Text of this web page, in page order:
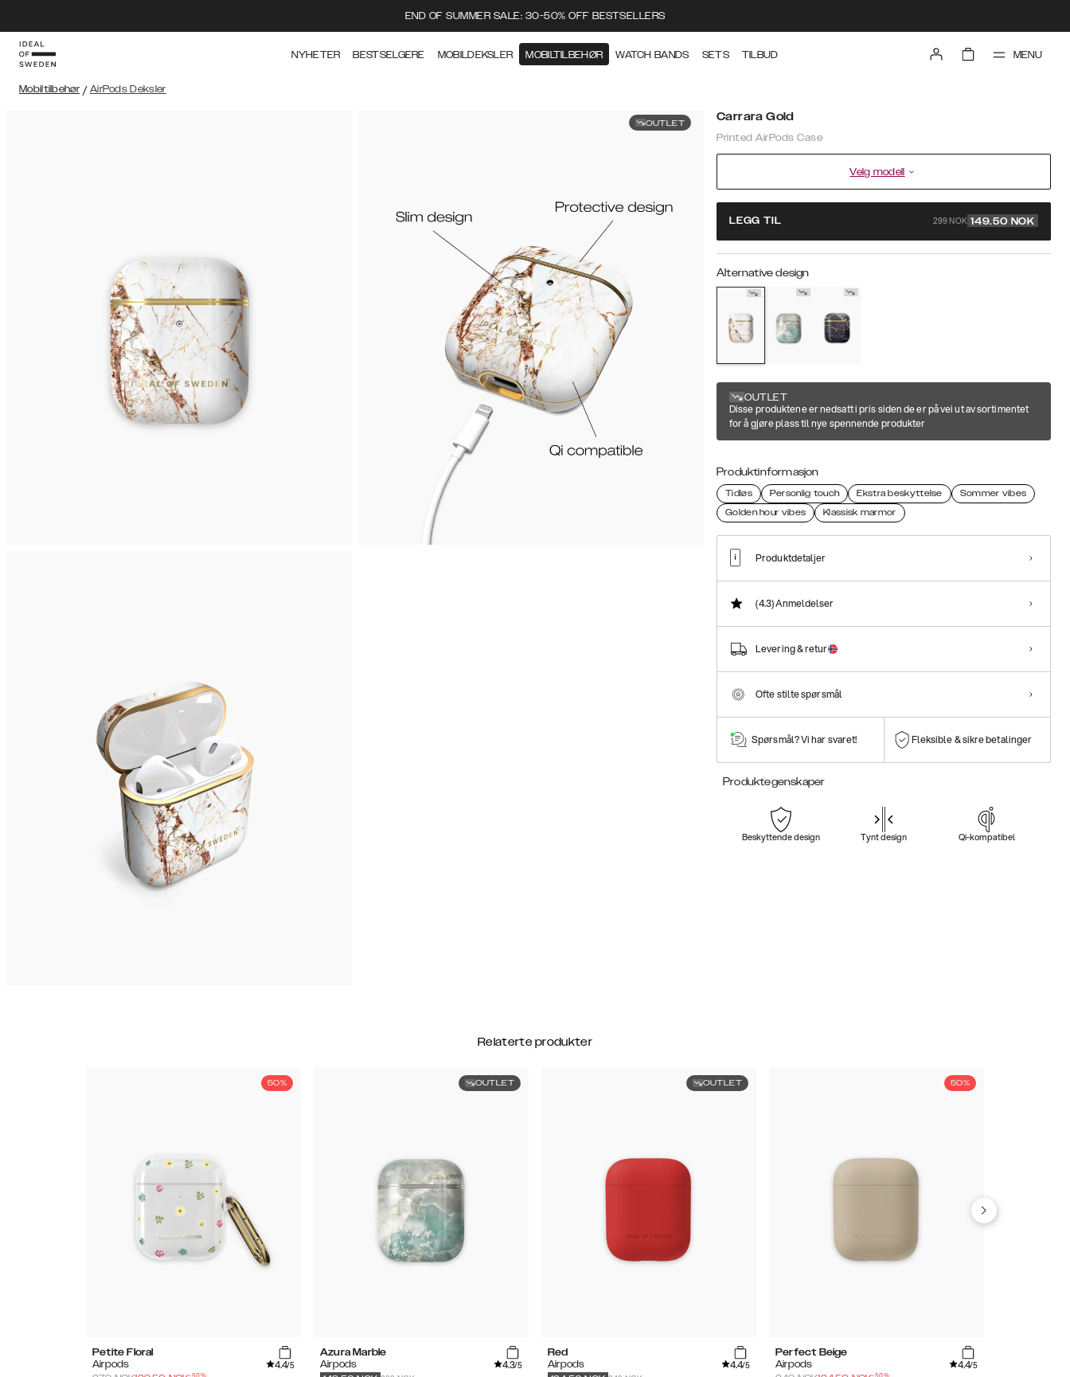
END OF SUMMER SALE: 30-50% OFF BESTSELLERS
NYHETER BESTSELGERE MOBILDEKSLER MOBILTILBEHØR WATCH BANDS SETS TILBUD MENU
Mobiltilbehør / AirPods Deksler
OUTLET Carrara Gold
Printed AirPods Case
Velg modell
LEGG TIL 299 NOK 149.50 NOK
Alternative design
OUTLET
Disse produktene er nedsatt i pris siden de er på vei ut av sortimentet
for å gjøre plass til nye spennende produkter
Produktinformasjon
Tidløs Personlig touch Ekstra beskyttelse
Sommer vibes
Golden hour vibes
Klassisk marmor
Produktdetaljer
(4.3)Anmeldelser
Levering & retur
Ofte stilte spørsmål
Spørsmål? Vi har svaret! Fleksible & sikre betalinger
Produktegenskaper
Beskyttende design Tynt design Qi-kompatibel
Relaterte produkter
50%
Petite Floral
Airpods
4.4/5
OUTLET
Azura Marble
Airpods
4.3/5
OUTLET
Red
Airpods
4.4/5
50%
Perfect Beige
Airpods
4.4/5